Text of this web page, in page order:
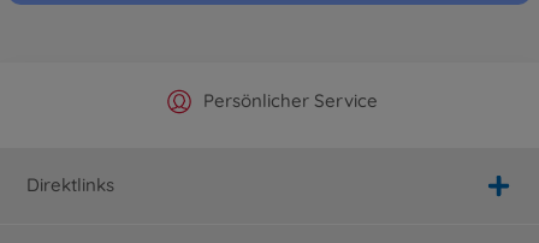
Offizieller Hersteller Shop
Persönlicher Service
Versandkostenfrei ab 25€
Schnelle Lieferung
Direktlinks